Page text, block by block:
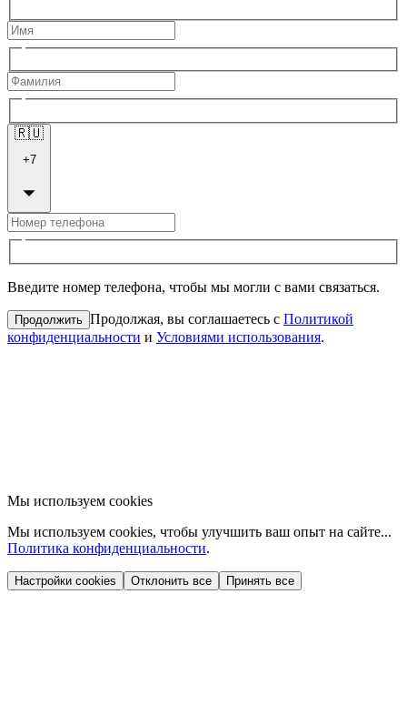
🇷🇺
+7
Введите номер телефона, чтобы мы могли с вами связаться.
Продолжить Продолжая, вы соглашаетесь с Политикой
конфиденциальности и Условиями использования.
Мы используем cookies
Мы используем cookies, чтобы улучшить ваш опыт на сайте...
Политика конфиденциальности.
Настройки cookies Отклонить все Принять все